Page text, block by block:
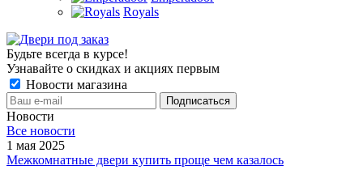
Royals
Будьте всегда в курсе!
Узнавайте о скидках и акциях первым
Новости магазина
Новости
Все новости
1 мая 2025
Межкомнатные двери купить проще чем казалось